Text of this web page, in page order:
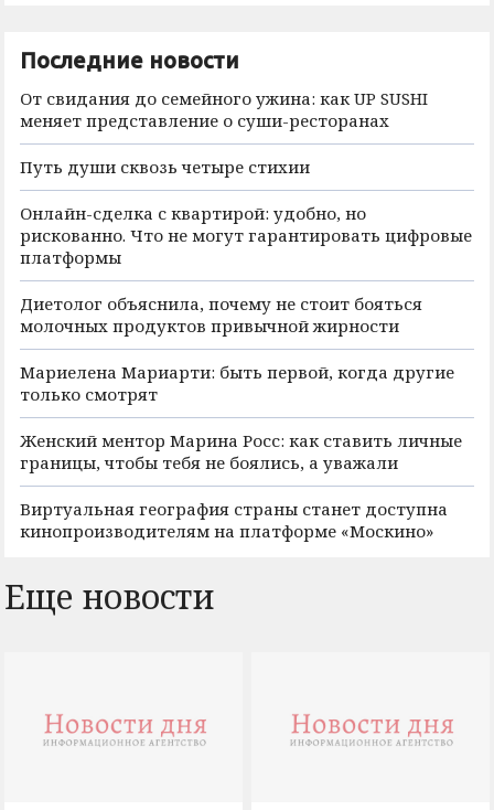
Последние новости
От свидания до семейного ужина: как UP SUSHI
меняет представление о суши-ресторанах
Путь души сквозь четыре стихии
Онлайн-сделка с квартирой: удобно, но
рискованно. Что не могут гарантировать цифровые
платформы
Диетолог объяснила, почему не стоит бояться
молочных продуктов привычной жирности
Мариелена Мариарти: быть первой, когда другие
только смотрят
Женский ментор Марина Росс: как ставить личные
границы, чтобы тебя не боялись, а уважали
Виртуальная география страны станет доступна
кинопроизводителям на платформе «Москино»
Еще новости